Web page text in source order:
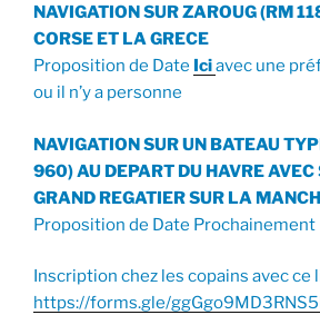
NAVIGATION SUR ZAROUG (RM
CORSE ET LA GRECE
Proposition de Date Iciavec une
ou il n’y a personne
NAVIGATION SUR UN BATEAU
960) AU DEPART DU HAVRE AVEC
GRAND REGATIER SUR LA
Proposition de Date Prochainement
Inscription chez les copains avec ce
https://forms.gle/